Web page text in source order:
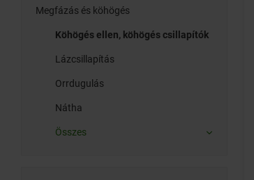
Megfázás és köhögés
Köhögés ellen, köhögés csillapítók
Lázcsillapítás
Orrdugulás
Nátha
Összes